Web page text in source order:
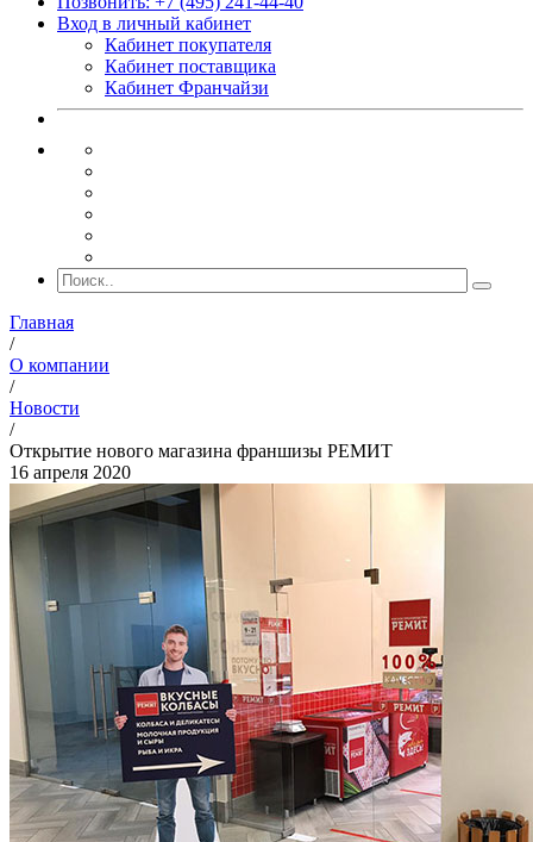
Вход в личный кабинет
Кабинет покупателя
Кабинет поставщика
Кабинет Франчайзи
Главная
/
О компании
/
Новости
/
Открытие нового магазина франшизы РЕМИТ
16 апреля 2020